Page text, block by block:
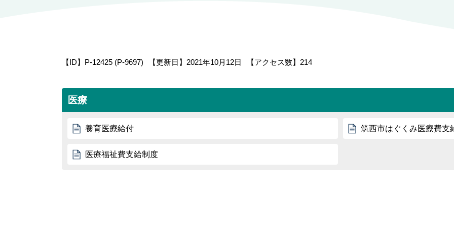
【ID】 P-12425 (P-9697) 【更新日】 2021年10月12日 【アクセス数】 214
医療
養育医療給付 筑西市はぐくみ医療費支
医療福祉費支給制度